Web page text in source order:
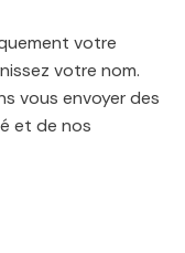
votre
votre nom.
vous envoyer des
et de nos